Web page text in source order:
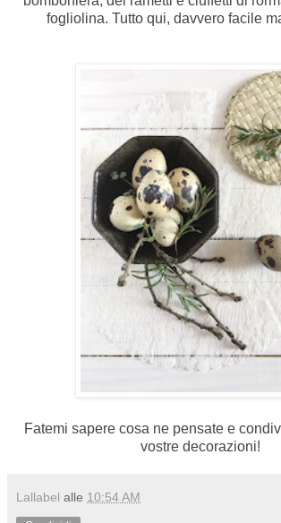
fogliolina. Tutto qui, davvero facile
Fatemi sapere cosa ne pensate e
vostre decorazioni!
Lallabel alle 10:54 AM